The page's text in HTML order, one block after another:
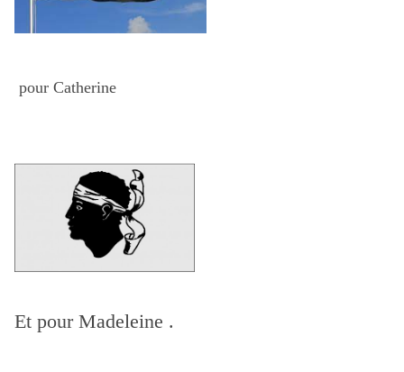
pour Catherine
Et pour Madeleine .